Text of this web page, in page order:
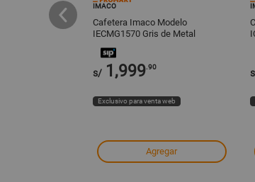
15 Bares DSP
IMACO
Cafetera Imaco Modelo
IECMG1570 Gris de Metal
s/ 1,999.90
Exclusivo para venta web
Agregar